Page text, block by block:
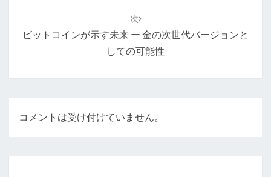
次
ビットコインが示す未来 ー 金の次世代バージョンと
しての可能性
コメントは受け付けていません。